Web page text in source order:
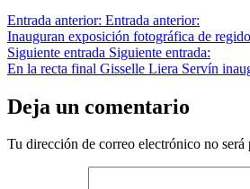
Entrada anterior: Entrada anterior:
Inauguran exposición fotográfica de
Siguiente entrada Siguiente entrada:
En la recta final Gisselle Liera Servín
Deja un comentario
Tu dirección de correo electrónico no será